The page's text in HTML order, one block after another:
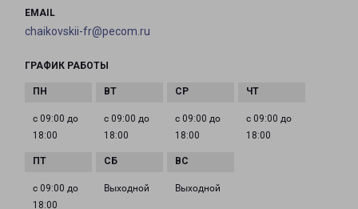
EMAIL
chaikovskii-fr@pecom.ru
ГРАФИК РАБОТЫ
с 09:00 до
18:00
с 09:00 до
18:00
с 09:00 до
18:00
с 09:00 до
18:00
с 09:00 до
18:00
Выходной Выходной